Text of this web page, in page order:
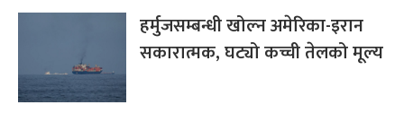
हर्मुजसम्बन्धी खोल्न अमेरिका-इरान
सकारात्मक, घट्यो कच्ची तेलको मूल्य